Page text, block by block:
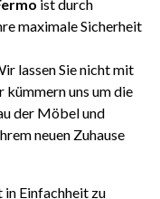
ist durch
maximale Sicherheit
lassen Sie nicht mit
uns um die
der Möbel und
neuen Zuhause
in Einfachheit zu